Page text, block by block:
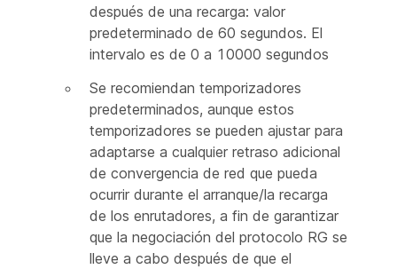
después de una recarga: valor
predeterminado de 60 segundos. El
intervalo es de 0 a 10000 segundos
Se recomiendan temporizadores
predeterminados, aunque estos
temporizadores se pueden ajustar para
adaptarse a cualquier retraso adicional
de convergencia de red que pueda
ocurrir durante el arranque/la recarga
de los enrutadores, a fin de garantizar
que la negociación del protocolo RG se
lleve a cabo después de que el